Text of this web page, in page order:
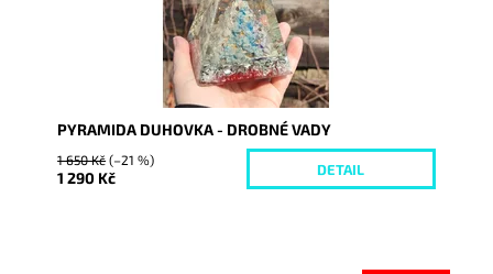
PYRAMIDA DUHOVKA - DROBNÉ VADY
1 650 Kč(–21 %)
1 290 Kč DETAIL